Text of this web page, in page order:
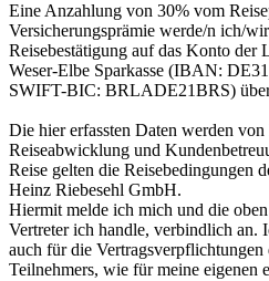
Eine Anzahlung von 30% vom
Versicherungsprämie werde/n ich/
Reisebestätigung auf das Konto der
Weser-Elbe Sparkasse (IBAN:
SWIFT-BIC: BRLADE21BRS)
Die hier erfassten Daten werden von
Reiseabwicklung und
Reise gelten die Reisebedingungen
Heinz Riebesehl GmbH.
Hiermit melde ich mich und die
Vertreter ich handle, verbindlich an.
auch für die Vertragsverpflichtungen
Teilnehmers, wie für meine eigenen